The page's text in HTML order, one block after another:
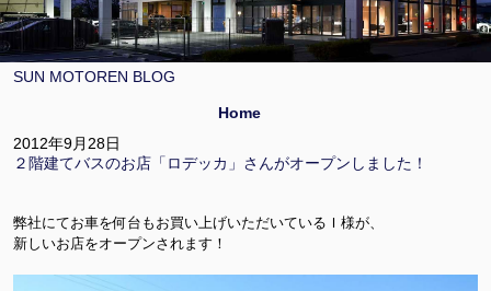
SUN MOTOREN BLOG
Home
2012年9月28日
２階建てバスのお店「ロデッカ」さんがオープンしました！
弊社にてお車を何台もお買い上げいただいているＩ様が、
新しいお店をオープンされます！